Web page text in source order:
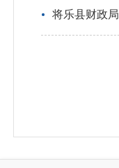
将乐县财政